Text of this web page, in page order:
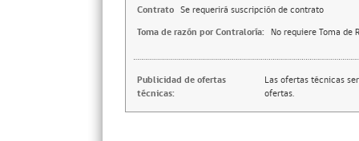
Contrato Se requerirá suscripción de contrato
Toma de razón por Contraloría: No requiere Toma de
Publicidad de ofertas
técnicas:
Las ofertas técnicas
ofertas.